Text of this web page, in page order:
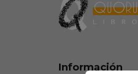
Información